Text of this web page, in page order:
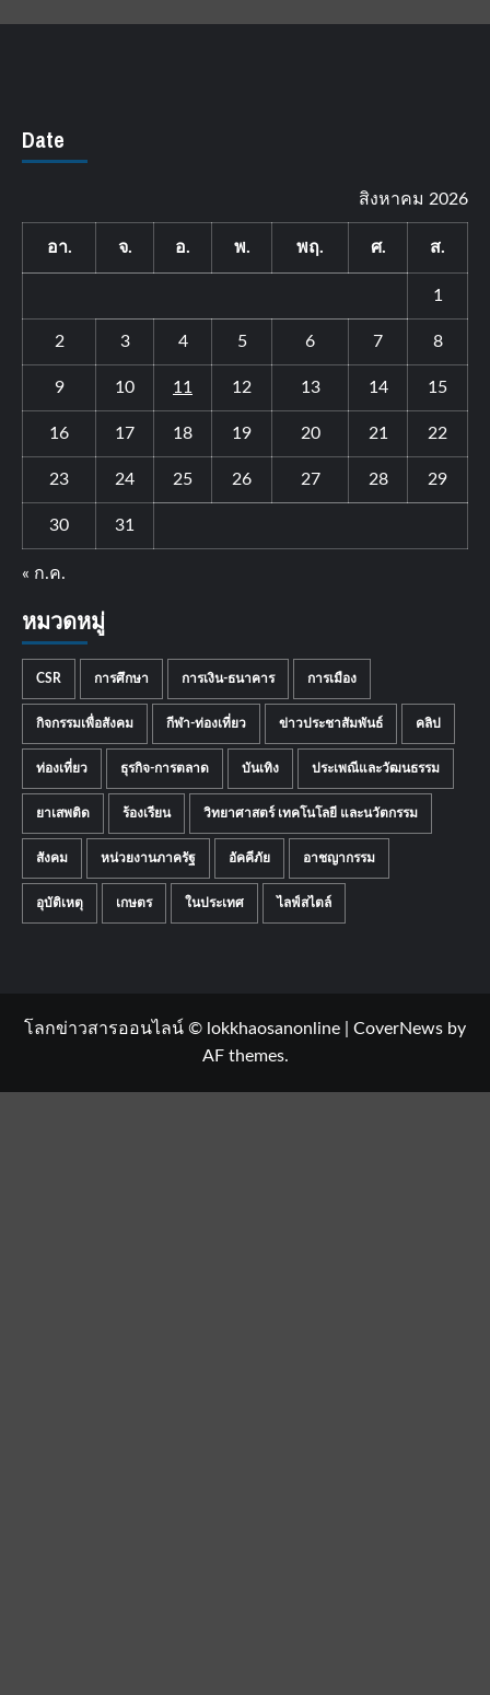
Date
สิงหาคม 2026
อา. จ. อ. พ. พฤ. ศ. ส.
1
2 3 4 5 6 7 8
9 10 11 12 13 14 15
16 17 18 19 20 21 22
23 24 25 26 27 28 29
30 31
« ก.ค.
หมวดหมู่
CSR การศึกษา การเงิน-ธนาคาร การเมือง
กิจกรรมเพื่อสังคม กีฬา-ท่องเที่ยว ข่าวประชาสัมพันธ์ คลิป
ท่องเที่ยว ธุรกิจ-การตลาด บันเทิง ประเพณีและวัฒนธรรม
ยาเสพติด ร้องเรียน วิทยาศาสตร์ เทคโนโลยี และนวัตกรรม
สังคม หน่วยงานภาครัฐ อัคคีภัย อาชญากรรม
อุบัติเหตุ เกษตร ในประเทศ ไลฟ์สไตล์
โลกข่าวสารออนไลน์ © lokkhaosanonline CoverNews by
AF themes.